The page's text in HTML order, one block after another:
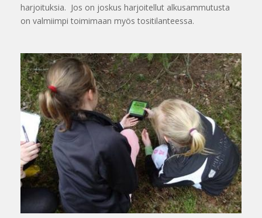
harjoituksia. Jos on joskus harjoitellut alkusammutusta
on valmiimpi toimimaan myös tositilanteessa.